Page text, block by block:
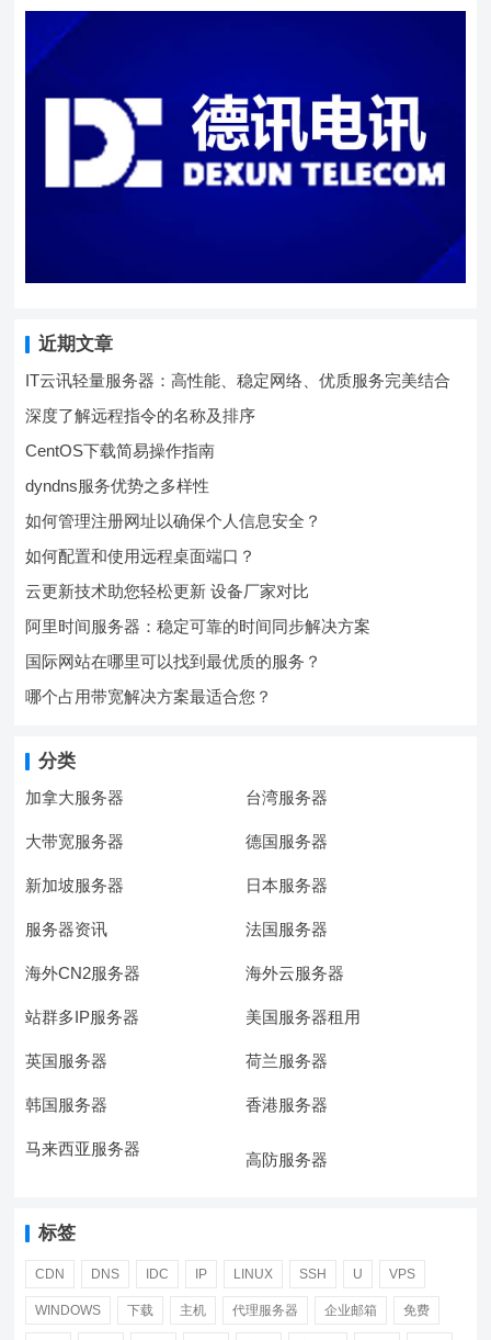
近期文章
IT云讯轻量服务器：高性能、稳定网络、优质服务完美结合
深度了解远程指令的名称及排序
CentOS下载简易操作指南
dyndns服务优势之多样性
如何管理注册网址以确保个人信息安全？
如何配置和使用远程桌面端口？
云更新技术助您轻松更新 设备厂家对比
阿里时间服务器：稳定可靠的时间同步解决方案
国际网站在哪里可以找到最优质的服务？
哪个占用带宽解决方案最适合您？
分类
加拿大服务器 台湾服务器
大带宽服务器 德国服务器
新加坡服务器 日本服务器
服务器资讯 法国服务器
海外CN2服务器 海外云服务器
站群多IP服务器 美国服务器租用
英国服务器 荷兰服务器
韩国服务器 香港服务器
马来西亚服务器
高防服务器
标签
CDN DNS IDC IP LINUX SSH U VPS
WINDOWS 下载 主机 代理服务器 企业邮箱 免费